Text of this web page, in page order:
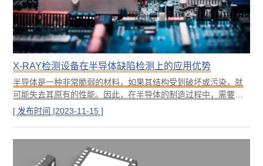
X-RAY检测设备在半导体缺陷检测上的应用优势
半导体是一种非常脆弱的材料，如果其结构受到破坏或污染，就
可能失去其原有的性能。因此，在半导体的制造过程中，需要进
行严格的检测以确保其质量和可靠性。而X射线检测是一种非破坏
性的检测方法，可以检测到半导体内部的结构和缺陷，从而对其
[ 发布时间 |2023-11-15 ]